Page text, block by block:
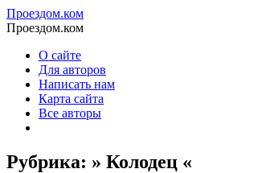
Проездом.ком
Проездом.ком
О сайте
Для авторов
Написать нам
Карта сайта
Все авторы
Рубрика: » Колодец «